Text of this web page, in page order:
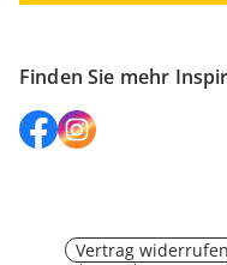
Finden Sie mehr
Vertrag widerrufen